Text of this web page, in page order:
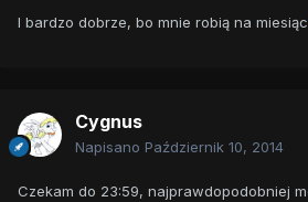
I bardzo dobrze, bo mnie robią na miesiąc
Cygnus
Napisano Październik 10, 2014
Czekam do 23:59, najprawdopodobniej